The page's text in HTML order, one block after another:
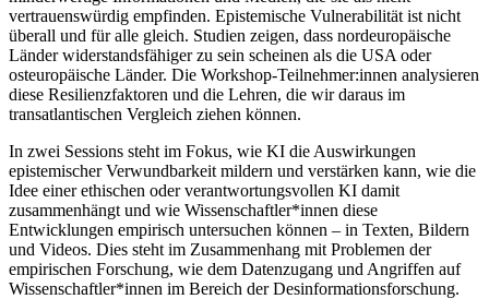
vertrauenswürdig empfinden. Epistemische Vulnerabilität ist nicht
überall und für alle gleich. Studien zeigen, dass nordeuropäische
Länder widerstandsfähiger zu sein scheinen als die USA oder
osteuropäische Länder. Die Workshop-Teilnehmer:innen analysieren
diese Resilienzfaktoren und die Lehren, die wir daraus im
transatlantischen Vergleich ziehen können.
In zwei Sessions steht im Fokus, wie KI die Auswirkungen
epistemischer Verwundbarkeit mildern und verstärken kann, wie die
Idee einer ethischen oder verantwortungsvollen KI damit
zusammenhängt und wie Wissenschaftler*innen diese
Entwicklungen empirisch untersuchen können – in Texten, Bildern
und Videos. Dies steht im Zusammenhang mit Problemen der
empirischen Forschung, wie dem Datenzugang und Angriffen auf
Wissenschaftler*innen im Bereich der Desinformationsforschung.